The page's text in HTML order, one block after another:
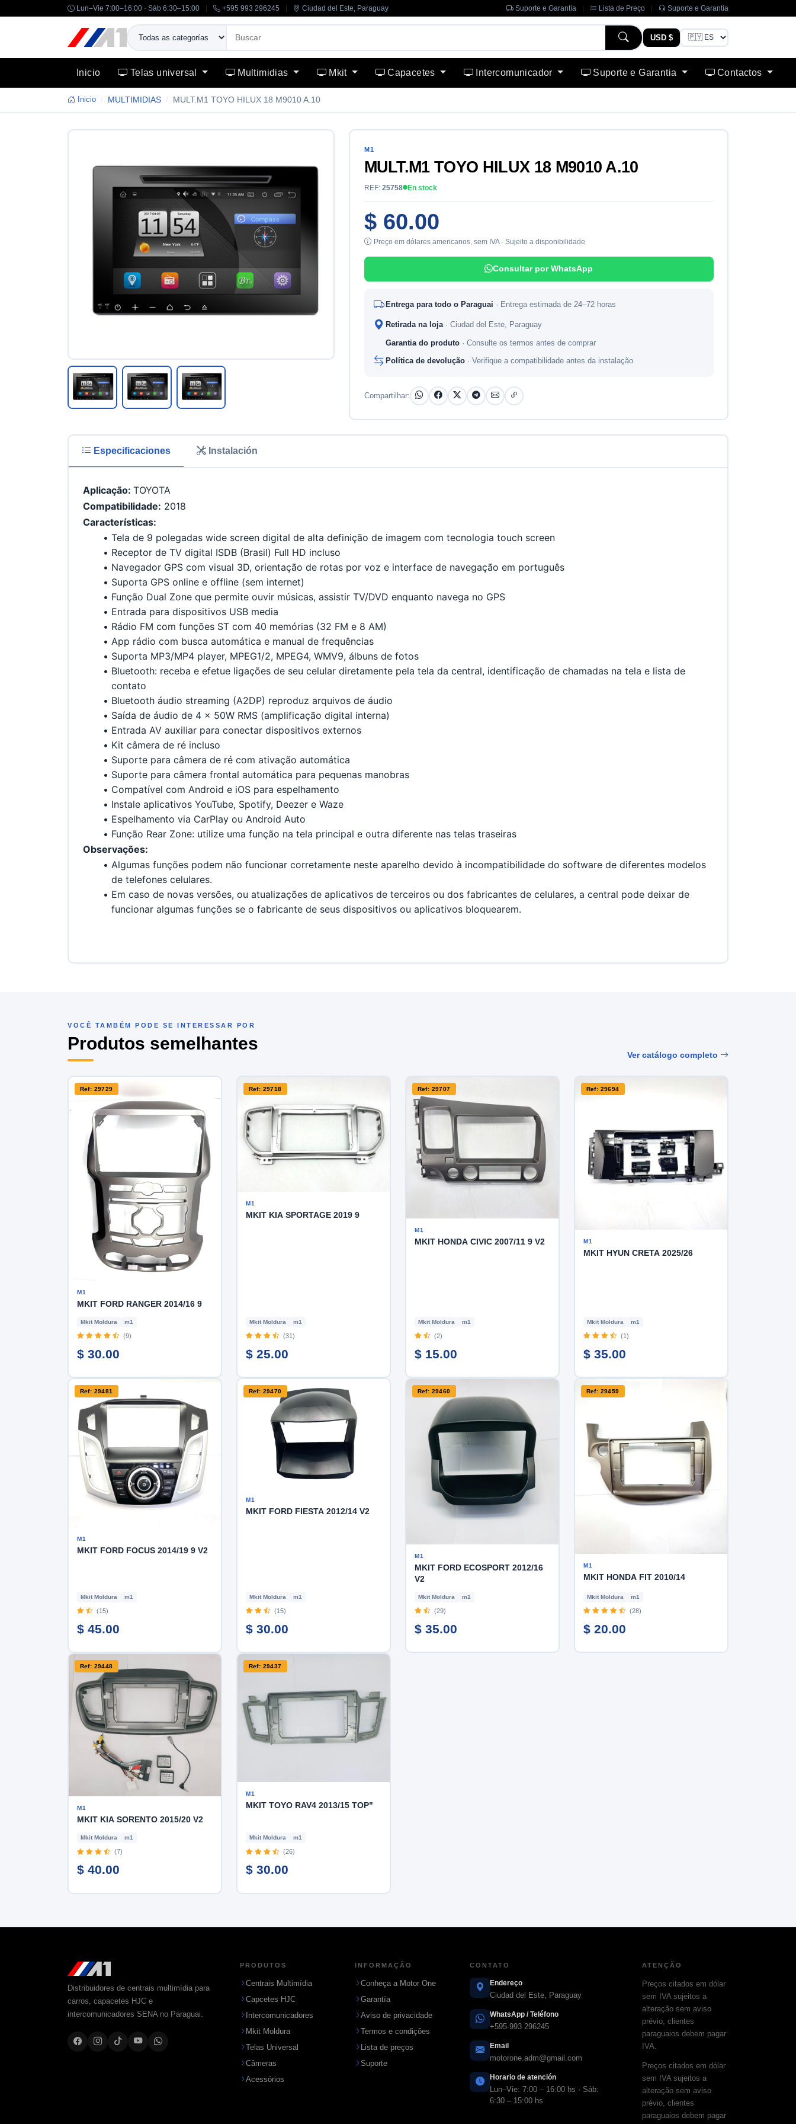
Lun–Vie 7:00–16:00 · Sáb 6:30–15:00 +595 993 296245 Ciudad del Este, Paraguay Suporte e Garantía Lista de Preço Suporte e Garantía
USD $
Inicio Telas universal Multimidias Mkit Capacetes Intercomunicador Suporte e Garantia Contactos
Inicio MULTIMIDIAS MULT.M1 TOYO HILUX 18 M9010 A.10
M1
MULT.M1 TOYO HILUX 18 M9010 A.10
REF: 25758 En stock
$ 60.00
Preço em dólares americanos, sem IVA · Sujeito a disponibilidade
Consultar por WhatsApp
Entrega para todo o Paraguai · Entrega estimada de 24–72 horas
Retirada na loja · Ciudad del Este, Paraguay
Garantia do produto · Consulte os termos antes de comprar
Política de devolução · Verifique a compatibilidade antes da instalação
Compartilhar:
Especificaciones Instalación
Aplicação: TOYOTA
Compatibilidade: 2018
Características:
Tela de 9 polegadas wide screen digital de alta definição de imagem com tecnologia touch screen
Receptor de TV digital ISDB (Brasil) Full HD incluso
Navegador GPS com visual 3D, orientação de rotas por voz e interface de navegação em português
Suporta GPS online e offline (sem internet)
Função Dual Zone que permite ouvir músicas, assistir TV/DVD enquanto navega no GPS
Entrada para dispositivos USB media
Rádio FM com funções ST com 40 memórias (32 FM e 8 AM)
App rádio com busca automática e manual de frequências
Suporta MP3/MP4 player, MPEG1/2, MPEG4, WMV9, álbuns de fotos
Bluetooth: receba e efetue ligações de seu celular diretamente pela tela da central, identificação de chamadas na tela e lista de
contato
Bluetooth áudio streaming (A2DP) reproduz arquivos de áudio
Saída de áudio de 4 x 50W RMS (amplificação digital interna)
Entrada AV auxiliar para conectar dispositivos externos
Kit câmera de ré incluso
Suporte para câmera de ré com ativação automática
Suporte para câmera frontal automática para pequenas manobras
Compatível com Android e iOS para espelhamento
Instale aplicativos YouTube, Spotify, Deezer e Waze
Espelhamento via CarPlay ou Android Auto
Função Rear Zone: utilize uma função na tela principal e outra diferente nas telas traseiras
Observações:
Algumas funções podem não funcionar corretamente neste aparelho devido à incompatibilidade do software de diferentes modelos
de telefones celulares.
Em caso de novas versões, ou atualizações de aplicativos de terceiros ou dos fabricantes de celulares, a central pode deixar de
funcionar algumas funções se o fabricante de seus dispositivos ou aplicativos bloquearem.
VOCÊ TAMBÉM PODE SE INTERESSAR POR
Produtos semelhantes
Ver catálogo completo
Ref: 29729
M1
MKIT FORD RANGER 2014/16 9
Mkit Moldura m1
(9)
$ 30.00
Ref: 29718
M1
MKIT KIA SPORTAGE 2019 9
Mkit Moldura m1
(31)
$ 25.00
Ref: 29707
M1
MKIT HONDA CIVIC 2007/11 9 V2
Mkit Moldura m1
(2)
$ 15.00
Ref: 29694
M1
MKIT HYUN CRETA 2025/26
Mkit Moldura m1
(1)
$ 35.00
Ref: 29481
M1
MKIT FORD FOCUS 2014/19 9 V2
Mkit Moldura m1
(15)
$ 45.00
Ref: 29470
M1
MKIT FORD FIESTA 2012/14 V2
Mkit Moldura m1
(15)
$ 30.00
Ref: 29460
M1
MKIT FORD ECOSPORT 2012/16
V2
Mkit Moldura m1
(29)
$ 35.00
Ref: 29459
M1
MKIT HONDA FIT 2010/14
Mkit Moldura m1
(28)
$ 20.00
Ref: 29448
M1
MKIT KIA SORENTO 2015/20 V2
Mkit Moldura m1
(7)
$ 40.00
Ref: 29437
M1
MKIT TOYO RAV4 2013/15 TOP"
Mkit Moldura m1
(26)
$ 30.00
Distribuidores de centrais multimídia para
carros, capacetes HJC e
intercomunicadores SENA no Paraguai.
PRODUTOS
Centrais Multimídia
Capcetes HJC
Intercomunicadores
Mkit Moldura
Telas Universal
Câmeras
Acessórios
INFORMAÇÃO
Conheça a Motor One
Garantía
Aviso de privacidade
Termos e condições
Lista de preços
Suporte
CONTATO
Endereço
Ciudad del Este, Paraguay
WhatsApp / Teléfono
+595-993 296245
Email
motorone.adm@gmail.com
Horario de atención
Lun–Vie: 7:00 – 16:00 hs · Sáb:
6:30 – 15:00 hs
ATENÇÃO
Preços citados em dólar
sem IVA sujeitos a
alteração sem aviso
prévio, clientes
paraguaios debem pagar
IVA.
Preços citados em dólar
sem IVA sujeitos a
alteração sem aviso
prévio, clientes
paraguaios debem pagar